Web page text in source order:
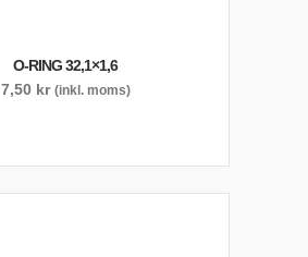
O-RING 32,1×1,6
7,50 kr (inkl. moms)